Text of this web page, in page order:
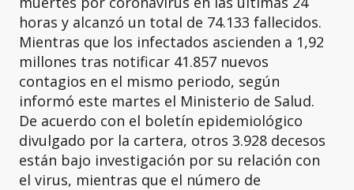
horas y alcanzó un total de 74.133 fallecidos.
Mientras que los infectados ascienden a 1,92
millones tras notificar 41.857 nuevos
contagios en el mismo periodo, según
informó este martes el Ministerio de Salud.
De acuerdo con el boletín epidemiológico
divulgado por la cartera, otros 3.928 decesos
están bajo investigación por su relación con
el virus, mientras que el número de